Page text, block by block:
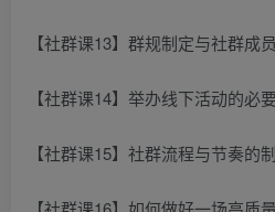
【社群课13】群规制定与社群成
【社群课14】举办线下活动的必
【社群课15】社群流程与节奏的